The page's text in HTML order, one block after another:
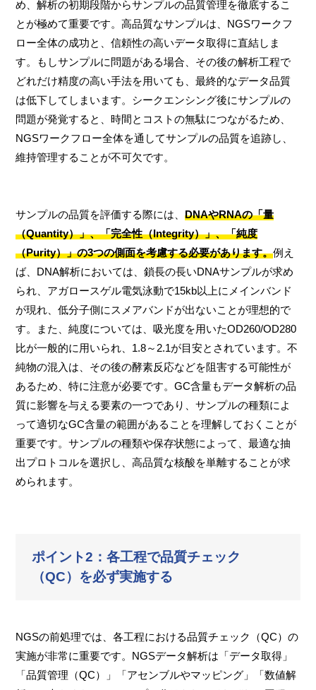
め、解析の初期段階からサンプルの品質管理を徹底するこ
とが極めて重要です。高品質なサンプルは、NGSワークフ
ロー全体の成功と、信頼性の高いデータ取得に直結しま
す。もしサンプルに問題がある場合、その後の解析工程で
どれだけ精度の高い手法を用いても、最終的なデータ品質
は低下してしまいます。シークエンシング後にサンプルの
問題が発覚すると、時間とコストの無駄につながるため、
NGSワークフロー全体を通してサンプルの品質を追跡し、
維持管理することが不可欠です。
サンプルの品質を評価する際には、DNAやRNAの「量
（Quantity）」、「完全性（Integrity）」、「純度
（Purity）」の3つの側面を考慮する必要があります。例え
ば、DNA解析においては、鎖長の長いDNAサンプルが求め
られ、アガロースゲル電気泳動で15kb以上にメインバンド
が現れ、低分子側にスメアバンドが出ないことが理想的で
す。また、純度については、吸光度を用いたOD260/OD280
比が一般的に用いられ、1.8～2.1が目安とされています。不
純物の混入は、その後の酵素反応などを阻害する可能性が
あるため、特に注意が必要です。GC含量もデータ解析の品
質に影響を与える要素の一つであり、サンプルの種類によ
って適切なGC含量の範囲があることを理解しておくことが
重要です。サンプルの種類や保存状態によって、最適な抽
出プロトコルを選択し、高品質な核酸を単離することが求
められます。
ポイント2：各工程で品質チェック
（QC）を必ず実施する
NGSの前処理では、各工程における品質チェック（QC）の
実施が非常に重要です。NGSデータ解析は「データ取得」
「品質管理（QC）」「アセンブルやマッピング」「数値解